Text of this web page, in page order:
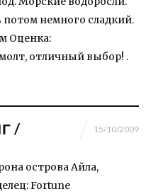
немного сладкий.
Оценка:
отличный выбор! .
/
15/10/2009
острова Айла,
Fortune